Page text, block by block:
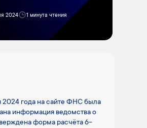
2024 1 минута чтения
2024 года на сайте ФНС была
информация ведомства о
форма расчёта 6-